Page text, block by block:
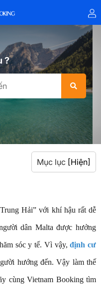
?
Mục lục [Hiện]
Hải” với khí hậu rất dễ
dân Malta được hưởng
sóc y tế. Vì vậy,định cư
hướng đến. Vậy làm thế
cùng Vietnam Booking tìm